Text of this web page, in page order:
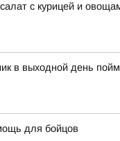
с курицей и
в выходной день
для бойцов